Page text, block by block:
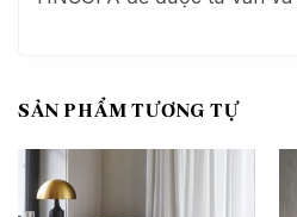
SẢN PHẨM TƯƠNG TỰ